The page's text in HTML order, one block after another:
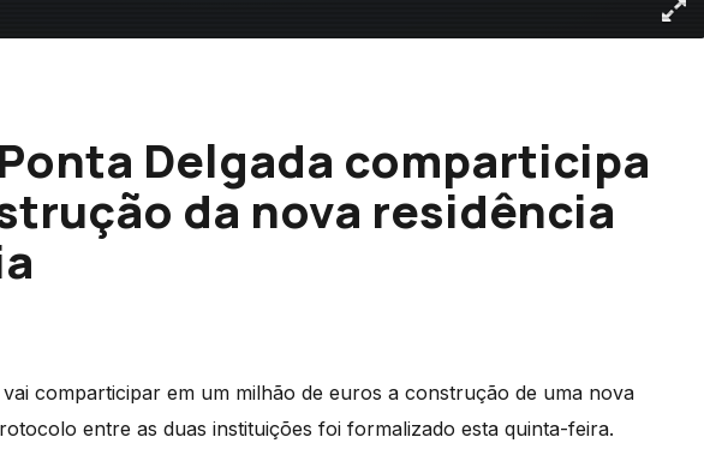
Delgada comparticipa
da nova residência
comparticipar em um milhão de euros a construção de uma nova
entre as duas instituições foi formalizado esta quinta-feira.